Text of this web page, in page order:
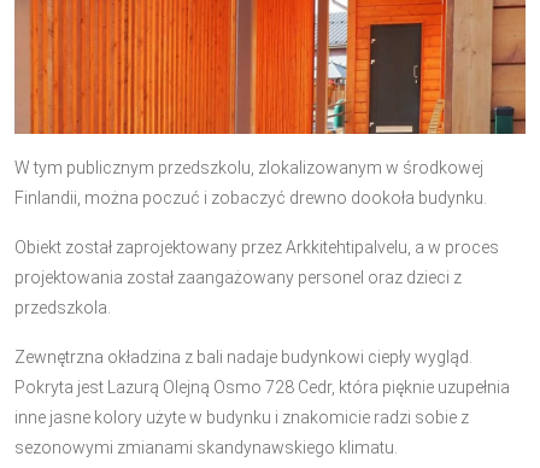
W tym publicznym przedszkolu, zlokalizowanym w środkowej
Finlandii, można poczuć i zobaczyć drewno dookoła budynku.
Obiekt został zaprojektowany przez Arkkitehtipalvelu, a w proces
projektowania został zaangażowany personel oraz dzieci z
przedszkola.
Zewnętrzna okładzina z bali nadaje budynkowi ciepły wygląd.
Pokryta jest Lazurą Olejną Osmo 728 Cedr, która pięknie uzupełnia
inne jasne kolory użyte w budynku i znakomicie radzi sobie z
sezonowymi zmianami skandynawskiego klimatu.